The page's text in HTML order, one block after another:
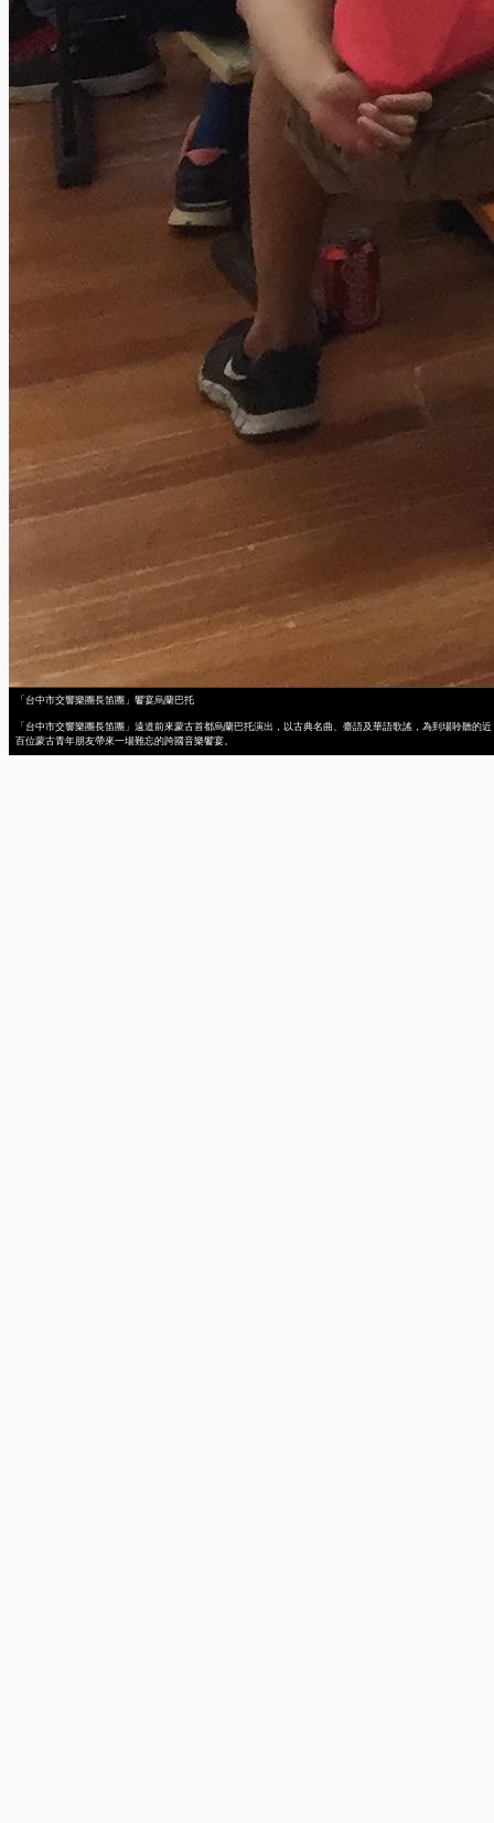
「台中市交響樂團長笛團」饗宴烏蘭巴托
「台中市交響樂團長笛團」遠道前來蒙古首都烏蘭巴托演出，以古典名曲、臺語及華語歌謠，為到場聆聽的近
百位蒙古青年朋友帶來一場難忘的跨國音樂饗宴。